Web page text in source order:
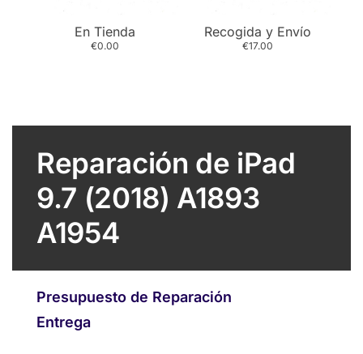
En Tienda
€0.00
Recogida y Envío
€17.00
Reparación de iPad
9.7 (2018) A1893
A1954
Presupuesto de Reparación
Entrega